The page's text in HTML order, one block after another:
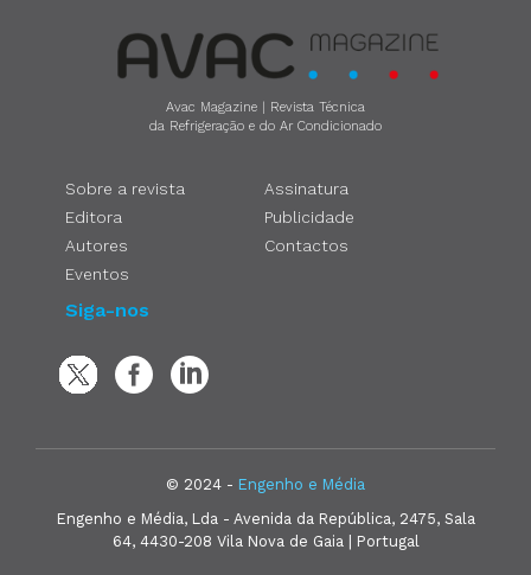
Avac Magazine | Revista Técnica
da Refrigeração e do Ar Condicionado
Sobre a revista
Editora
Autores
Eventos
Assinatura
Publicidade
Contactos
Siga-nos
© 2024 - Engenho e Média
Engenho e Média, Lda - Avenida da República, 2475, Sala
64, 4430-208 Vila Nova de Gaia | Portugal